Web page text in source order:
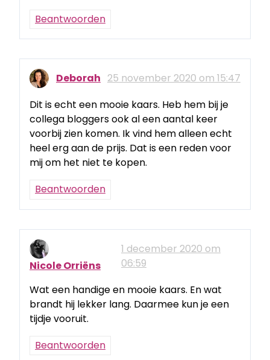
Beantwoorden
Deborah 25 november 2020 om 15:47
Dit is echt een mooie kaars. Heb hem bij je
collega bloggers ook al een aantal keer
voorbij zien komen. Ik vind hem alleen echt
heel erg aan de prijs. Dat is een reden voor
mij om het niet te kopen.
Beantwoorden
Nicole Orriëns
1 december 2020 om
06:59
Wat een handige en mooie kaars. En wat
brandt hij lekker lang. Daarmee kun je een
tijdje vooruit.
Beantwoorden